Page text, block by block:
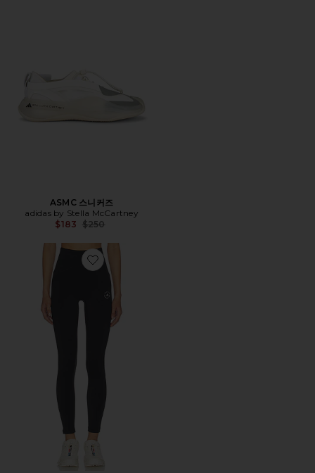
ASMC 스니커즈
adidas by Stella McCartney
$183 Previous price:
$250
Favorite 레깅스